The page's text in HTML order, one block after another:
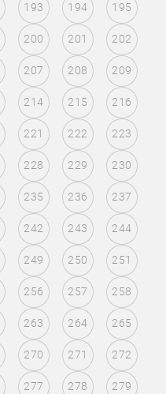
193 194 195
200 201 202
207 208 209
214 215 216
221 222 223
228 229 230
235 236 237
242 243 244
249 250 251
256 257 258
263 264 265
270 271 272
277 278 279